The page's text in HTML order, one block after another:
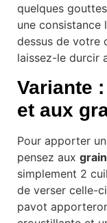
quelques
une consistance
dessus de votre
laissez-le durcir
Variante
et aux
Pour apporter
pensez aux
simplement 2
de verser celle-
pavot